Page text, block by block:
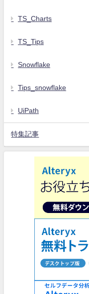
TS_Charts
TS_Tips
Snowflake
Tips_snowflake
UiPath
特集記事